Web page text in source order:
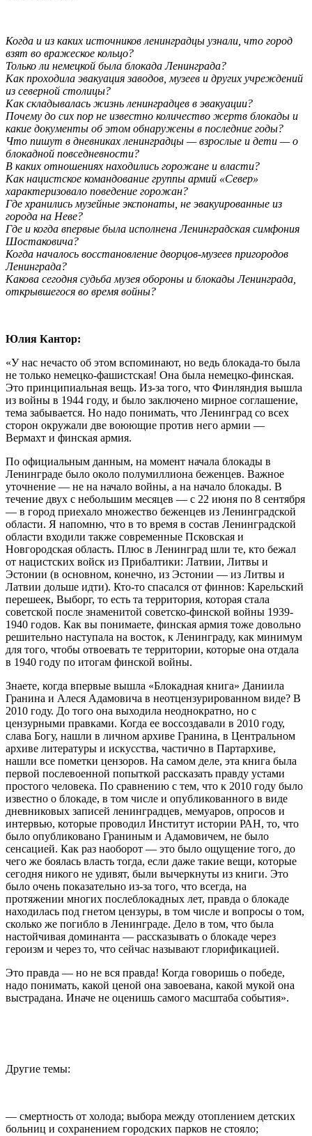
Когда и из каких источников ленинградцы узнали, что город
взят во вражеское кольцо?
Только ли немецкой была блокада Ленинграда?
Как проходила эвакуация заводов, музеев и других учреждений
из северной столицы?
Как складывалась жизнь ленинградцев в эвакуации?
Почему до сих пор не известно количество жертв блокады и
какие документы об этом обнаружены в последние годы?
Что пишут в дневниках ленинградцы — взрослые и дети — о
блокадной повседневности?
В каких отношениях находились горожане и власти?
Как нацистское командование группы армий «Север»
характеризовало поведение горожан?
Где хранились музейные экспонаты, не эвакуированные из
города на Неве?
Где и когда впервые была исполнена Ленинградская симфония
Шостаковича?
Когда началось восстановление дворцов-музеев пригородов
Ленинграда?
Какова сегодня судьба музея обороны и блокады Ленинграда,
открывшегося во время войны?
Юлия Кантор:
«У нас нечасто об этом вспоминают, но ведь блокада-то была
не только немецко-фашистская! Она была немецко-финская.
Это принципиальная вещь. Из-за того, что Финляндия вышла
из войны в 1944 году, и было заключено мирное соглашение,
тема забывается. Но надо понимать, что Ленинград со всех
сторон окружали две воюющие против него армии —
Вермахт и финская армия.
По официальным данным, на момент начала блокады в
Ленинграде было около полумиллиона беженцев. Важное
уточнение — не на начало войны, а на начало блокады. В
течение двух с небольшим месяцев — с 22 июня по 8 сентября
— в город приехало множество беженцев из Ленинградской
области. Я напомню, что в то время в состав Ленинградской
области входили также современные Псковская и
Новгородская область. Плюс в Ленинград шли те, кто бежал
от нацистских войск из Прибалтики: Латвии, Литвы и
Эстонии (в основном, конечно, из Эстонии — из Литвы и
Латвии дольше идти). Кто-то спасался от финнов: Карельский
перешеек, Выборг, то есть та территория, которая стала
советской после знаменитой советско-финской войны 1939-
1940 годов. Как вы понимаете, финская армия тоже довольно
решительно наступала на восток, к Ленинграду, как минимум
для того, чтобы отвоевать те территории, которые она отдала
в 1940 году по итогам финской войны.
Знаете, когда впервые вышла «Блокадная книга» Даниила
Гранина и Алеся Адамовича в неотцензурированном виде? В
2010 году. До того она выходила неоднократно, но с
цензурными правками. Когда ее воссоздавали в 2010 году,
слава Богу, нашли в личном архиве Гранина, в Центральном
архиве литературы и искусства, частично в Партархиве,
нашли все пометки цензоров. На самом деле, эта книга была
первой послевоенной попыткой рассказать правду устами
простого человека. По сравнению с тем, что к 2010 году было
известно о блокаде, в том числе и опубликованного в виде
дневниковых записей ленинградцев, мемуаров, опросов и
интервью, которые проводил Институт истории РАН, то, что
было опубликовано Граниным и Адамовичем, не было
сенсацией. Как раз наоборот — это было ощущение того, до
чего же боялась власть тогда, если даже такие вещи, которые
сегодня никого не удивят, были вычеркнуты из книги. Это
было очень показательно из-за того, что всегда, на
протяжении многих послеблокадных лет, правда о блокаде
находилась под гнетом цензуры, в том числе и вопросы о том,
сколько же погибло в Ленинграде. Дело в том, что была
настойчивая доминанта — рассказывать о блокаде через
героизм и через то, что сейчас называют глорификацией.
Это правда — но не вся правда! Когда говоришь о победе,
надо понимать, какой ценой она завоевана, какой мукой она
выстрадана. Иначе не оценишь самого масштаба события».
Другие темы:
— смертность от холода; выбора между отоплением детских
больниц и сохранением городских парков не стояло;